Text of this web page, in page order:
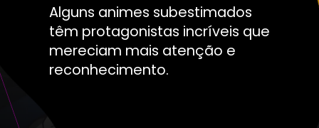
Alguns animes subestimados
têm protagonistas incríveis que
mereciam mais atenção e
reconhecimento.